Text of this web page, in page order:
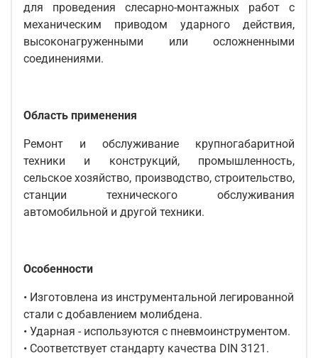
для проведения слесарно-монтажных работ с
механическим приводом ударного действия,
высоконагруженными или осложненными
соединениями.
Область применения
Ремонт и обслуживание крупногабаритной
техники и конструкций, промышленность,
сельское хозяйство, производство, строительство,
станции технического обслуживания
автомобильной и другой техники.
Особенности
• Изготовлена из инструментальной легированной
стали с добавлением молибдена.
• Ударная - используются с пневмоинструментом.
• Соответствует стандарту качества DIN 3121.